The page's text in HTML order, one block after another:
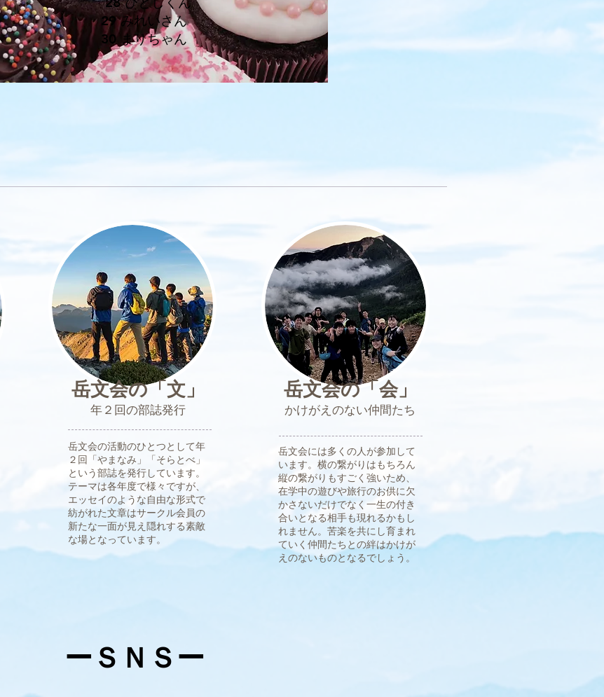
29 みれいさん
​30 まりちゃん
岳文会の「文」
年２回の部誌発行
岳文会の活動のひとつとして年
２回「やまなみ」「そらとべ」
という部誌を発行しています。
テーマは各年度で様々ですが、​
エッセイのような自由な形式で
紡がれた文章はサークル会員の
新たな一面が見え隠れする素敵
な場となっています。
岳文会の「会」
​かけがえのない仲間たち​
岳文会には多くの人が参加して
います。横の繋がりはもちろん
縦の繋がりもすごく強いため、
在学中の遊びや旅行のお供に欠
かさないだけでなく一生の付き
合いとなる相手も現れるかもし
れません。苦楽を共にし育まれ
ていく仲間たちとの絆はかけが
えのないものとなるでしょう。
​ーＳＮＳー